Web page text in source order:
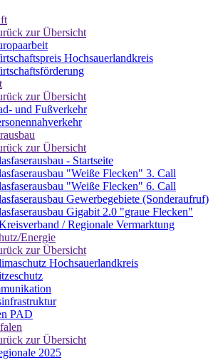
zur Übersicht
Hochsauerlandkreis
zur Übersicht
und Fußverkehr
zur Übersicht
- Startseite
"Weiße Flecken" 3. Call
"Weiße Flecken" 6. Call
Gewerbegebiete (Sonderaufruf)
Gigabit 2.0 "graue Flecken"
/ Regionale Vermarktung
Energie
zur Übersicht
Hochsauerlandkreis
PAD
zur Übersicht
2025